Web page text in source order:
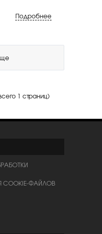
Подробнее
1 страниц)
ФАЙЛОВ